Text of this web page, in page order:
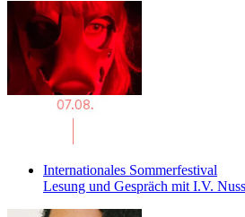
Internationales Sommerfestival
Lesung und Gespräch mit I.V. Nuss